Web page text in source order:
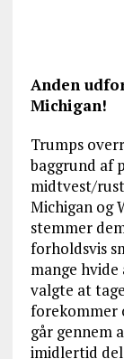
Anden
Michigan!
Trumps
baggrund af
midtvest/
Michigan og
stemmer
forholdsvis
mange
valgte at
forekommer
går gennem
imidlertid